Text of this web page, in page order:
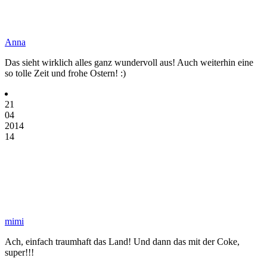
Anna
Das sieht wirklich alles ganz wundervoll aus! Auch weiterhin eine
so tolle Zeit und frohe Ostern! :)
21
04
2014
14
mimi
Ach, einfach traumhaft das Land! Und dann das mit der Coke,
super!!!